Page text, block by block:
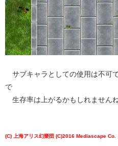
サブキャラとしての使用は不可
で
生存率は上がるかもしれませんね
(C) 上海アリス幻樂団 (C)2016 Mediascape